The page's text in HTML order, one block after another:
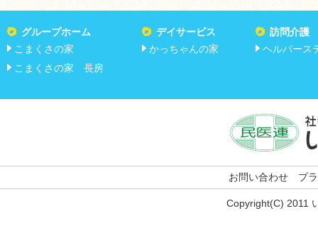
グループホーム
こまくさの家
こまくさの家 長房
デイサービス
かっちゃんの家
訪問介護
ヘルパース
お問い合わせ プ
Copyright(C) 2011